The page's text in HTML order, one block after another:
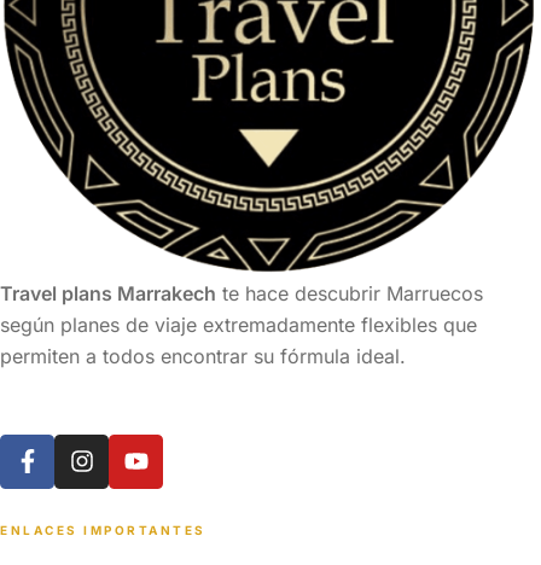
Travel plans Marrakech te hace descubrir Marruecos
según planes de viaje extremadamente flexibles que
permiten a todos encontrar su fórmula ideal.
ENLACES IMPORTANTES